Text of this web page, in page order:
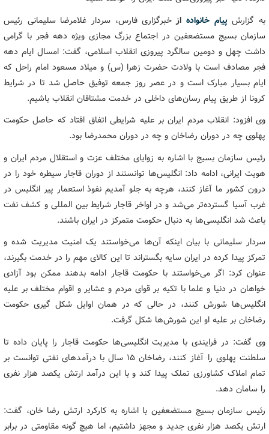
به گزارشپیام خانواده ازخبرگزاری فارس، سردار غلامرضا سلیمانی رئیس
سازمان بسیج مستضعفین در اجتماع بزرگ مجازی ویژه دهه فجر با گرامی
داشت چهل و دومین سالگرد پیروزی انقلاب اسلامی، گفت: امسال ایام دهه
فجر مصادف است با ولادت حضرت زهرا (س) و میلاد مسعود امام راحل که
ایام بسیار مبارک است و در عصر روز جمعه توفیق حاصل شد تا در شرایط
کرونا از طریق پیام رسان‌های داخلی در خدمت مشتاقان انقلاب باشیم.
وی افزود: انقلاب مردم ایران بر علیه شرایطی اتفاق افتاد که حاصل حکومت
پهلوی چه در دوران رضاخان و چه در دوران محمدرضا بود.
رئیس سازمان بسیج با اشاره به زوایای مختلف عزت و استقلال مردم ایران و
هویت ایرانی، ادامه داد: انگلیس‌ها توانستند از دوران قاجار سیطره خود را در
درون کشور ما آغاز کنند، هرچه به جلو آمدیم نفوذ استعمار پیر انگلیس در
غرب آسیا گسترده‌تر می‌شد و در اواخر قاجار شرایط بین المللی و کشف نفت
باعث شد انگلیسی‌ها به دنبال حکومت متمرکز در ایران باشند.
سردار سلیمانی با بیان اینکه آن‌ها می‌خواستند یک امنیت مدیریت شده و
تمرکز پیدا کرده در ایران سایه بگستراند تا این کالای مهم را در خدمت بگیرند،
عنوان کرد: اگر می‌خواستند با حکومت قاجار ادامه بدهند ممکن بود آزادی
خواهان در دنیا و علما با تکیه بر قوای مردم و عشایر و اقوام مختلف بر علیه
انگلیس‌ها شورش کنند، در حالی که در همان اوایل شکل گیری حکومت
رضاخان بر علیه او این شورش‌ها شکل گرفت.
وی گفت: در فرایندی با مدیریت انگلیسی‌ها حکومت قاجار را پایان داده تا
سلطنت پهلوی را آغاز کنند، رضاخان ۱۵ سال با درآمدهای نفتی توانست بر
تمام املاک کشاورزی تملک پیدا کند و با این درآمد ارتش یکصد هزار نفری
را سامان دهد.
رئیس سازمان بسیج مستضعفین با اشاره به کارکرد ارتش رضا خان، گفت:
ارتش یکصد هزار نفری جدید و مجهز داشتیم، اما هیچ گونه مقاومتی در برابر